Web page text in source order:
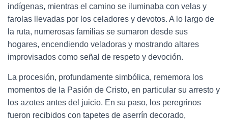
indígenas, mientras el camino se iluminaba con velas y
farolas llevadas por los celadores y devotos. A lo largo de
la ruta, numerosas familias se sumaron desde sus
hogares, encendiendo veladoras y mostrando altares
improvisados como señal de respeto y devoción.
La procesión, profundamente simbólica, rememora los
momentos de la Pasión de Cristo, en particular su arresto y
los azotes antes del juicio. En su paso, los peregrinos
fueron recibidos con tapetes de aserrín decorado,